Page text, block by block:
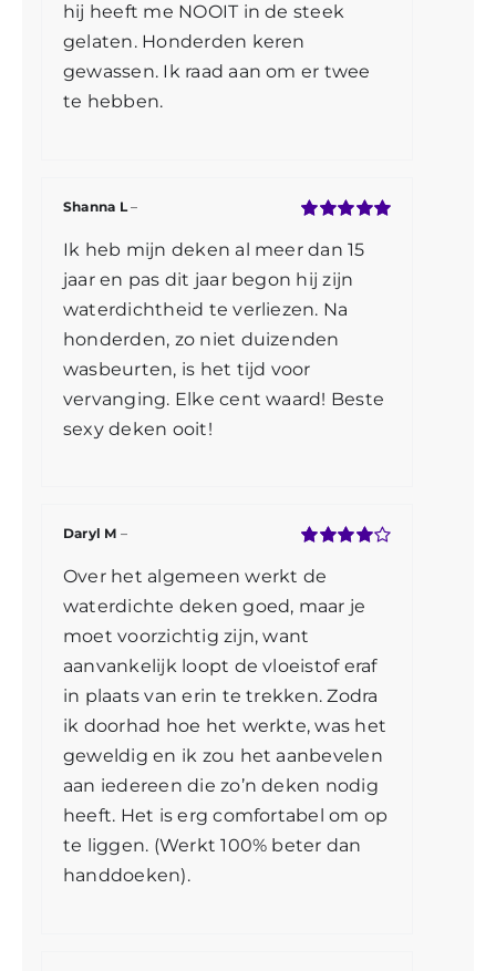
hij heeft me NOOIT in de steek
gelaten. Honderden keren
gewassen. Ik raad aan om er twee
te hebben.
5uit 5
Shanna L–
Ik heb mijn deken al meer dan 15
jaar en pas dit jaar begon hij zijn
waterdichtheid te verliezen. Na
honderden, zo niet duizenden
wasbeurten, is het tijd voor
vervanging. Elke cent waard! Beste
sexy deken ooit!
4uit 5
Daryl M –
Over het algemeen werkt de
waterdichte deken goed, maar je
moet voorzichtig zijn, want
aanvankelijk loopt de vloeistof eraf
in plaats van erin te trekken. Zodra
ik doorhad hoe het werkte, was het
geweldig en ik zou het aanbevelen
aan iedereen die zo’n deken nodig
heeft. Het is erg comfortabel om op
te liggen. (Werkt 100% beter dan
handdoeken).